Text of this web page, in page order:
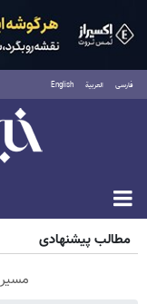
فارسی العربية English
پنجشنبه ۱۵
مطالب پیشنهادی
مسیر